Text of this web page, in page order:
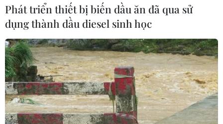
Bức tranh đẹp mắt của làng bánh
tráng Thuận Hưng vào mùa Tết
04/01/2023 08:26
Những ngày cuối năm về làng nghề bánh tráng Thuận
Phát triển thiết bị biến dầu ăn đã qua sử
dụng thành dầu diesel sinh học